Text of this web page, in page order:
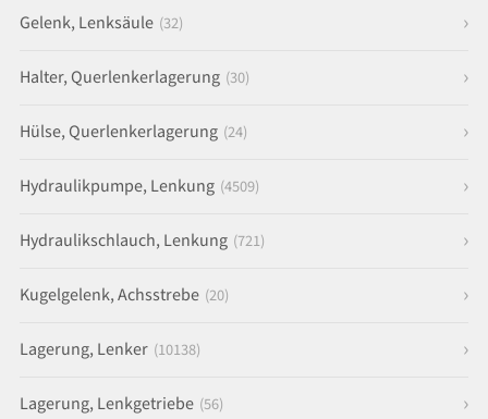
Gelenk, Lenksäule (32)
Halter, Querlenkerlagerung (30)
Hülse, Querlenkerlagerung (24)
Hydraulikpumpe, Lenkung (4509)
Hydraulikschlauch, Lenkung (721)
Kugelgelenk, Achsstrebe (20)
Lagerung, Lenker (10138)
Lagerung, Lenkgetriebe (56)